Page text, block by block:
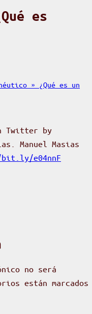
es
» ¿Qué es un
Twitter by
Manuel Masias
e04nnF
no será
están marcados